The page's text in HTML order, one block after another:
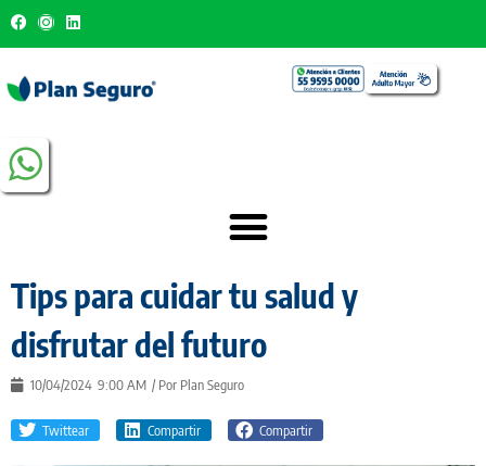
Tips para cuidar tu salud y
disfrutar del futuro
10/04/2024 9:00 AM / Por Plan Seguro
Twittear Compartir Compartir